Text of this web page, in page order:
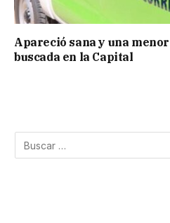
Apareció sana y una
buscada en la Capital